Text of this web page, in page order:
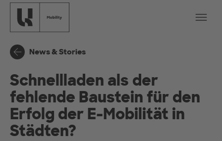
Zum Hauptinhalt springen
News & Stories
Schnellladen als der
fehlende Baustein für den
Erfolg der E-Mobilität in
Städten?